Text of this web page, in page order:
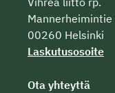
Mannerheimintie
00260 Helsinki
Laskutusosoite
Ota yhteyttä